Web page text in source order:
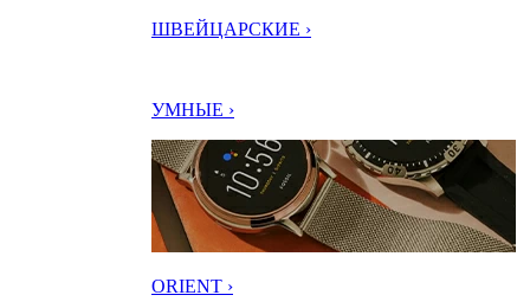
ШВЕЙЦАРСКИЕ ›
УМНЫЕ ›
ORIENT ›